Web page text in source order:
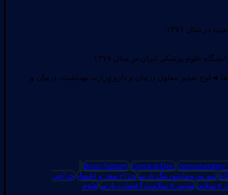
علوم پزشکی ایران در سال ۱۳۷۶
◄لوح تقدیر معاون درمان و دارو وزارت بهداشت، درمان و
Brain Surgery Cervical Disc
تیم نورومانیتورینگ پارس جراح مغز و اعصاب جراحی
سلامت سیمرغ سلامت اعصاب پارس علوم